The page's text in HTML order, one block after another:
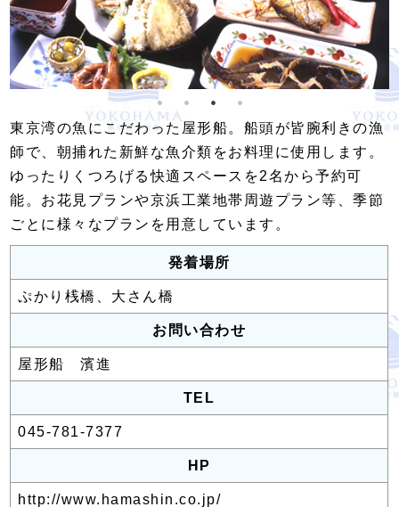
東京湾の魚にこだわった屋形船。船頭が皆腕利きの漁
師で、朝捕れた新鮮な魚介類をお料理に使用します。
ゆったりくつろげる快適スペースを2名から予約可
能。お花見プランや京浜工業地帯周遊プラン等、季節
ごとに様々なプランを用意しています。
発着場所
ぷかり桟橋、大さん橋
お問い合わせ
屋形船 濱進
TEL
045-781-7377
HP
http://www.hamashin.co.jp/